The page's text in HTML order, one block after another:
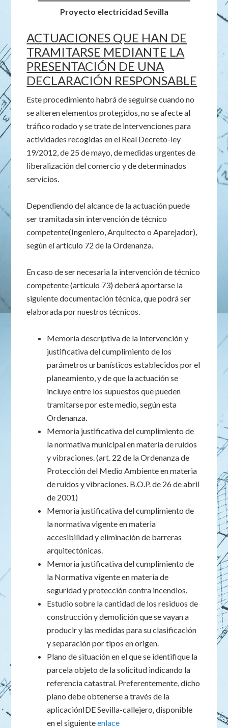
Proyecto electricidad Sevilla
ACTUACIONES QUE HAN DE
TRAMITARSE MEDIANTE LA
PRESENTACIÓN DE UNA
DECLARACIÓN RESPONSABLE
Este procedimiento habrá de seguirse cuando no
se alteren elementos protegidos, no se afecte al
tráfico rodado y se trate de intervenciones para
actividades recogidas en el Real Decreto-ley
19/2012, de 25 de mayo, de medidas urgentes de
liberalización del comercio y de determinados
servicios.
Dependiendo del alcance de la actuación puede
ser tramitada sin intervención de técnico
competente(Ingeniero, Arquitecto o Aparejador),
según el artículo 72 de la Ordenanza.
En caso de ser necesaria la intervención de técnico
competente (artículo 73) deberá aportarse la
siguiente documentación técnica, que podrá ser
elaborada por nuestros técnicos.
Memoria descriptiva de la intervención y
justificativa del cumplimiento de los
parámetros urbanísticos establecidos por el
planeamiento, y de que la actuación se
incluye entre los supuestos que pueden
tramitarse por este medio, según esta
Ordenanza.
Memoria justificativa del cumplimiento de
la normativa municipal en materia de ruidos
y vibraciones. (art. 22 de la Ordenanza de
Protección del Medio Ambiente en materia
de ruidos y vibraciones. B.O.P. de 26 de abril
de 2001)
Memoria justificativa del cumplimiento de
la normativa vigente en materia
accesibilidad y eliminación de barreras
arquitectónicas.
Memoria justificativa del cumplimiento de
la Normativa vigente en materia de
seguridad y protección contra incendios.
Estudio sobre la cantidad de los residuos de
construcción y demolición que se vayan a
producir y las medidas para su clasificación
y separación por tipos en origen.
Plano de situación en el que se identifique la
parcela objeto de la solicitud indicando la
referencia catastral. Preferentemente, dicho
plano debe obtenerse a través de la
aplicaciónIDE Sevilla-callejero, disponible
en el siguienteenlace